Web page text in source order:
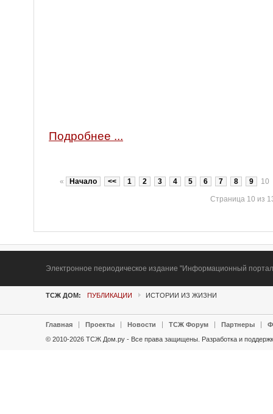
Подробнее ...
« Начало << 1 2 3 4 5 6 7 8 9 10
Страница 10 из
Электронное периодическое издание "Информационный
ТСЖ ДОМ: ПУБЛИКАЦИИ ИСТОРИИ ИЗ ЖИЗНИ
Главная Проекты Новости ТСЖ Форум Партнеры
© 2010-2026 ТСЖ Дом.ру - Все права защищены. Разработка и